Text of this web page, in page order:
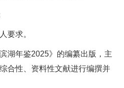
求。
年鉴2025》的编纂出版，主
合性、资料性文献进行编撰并